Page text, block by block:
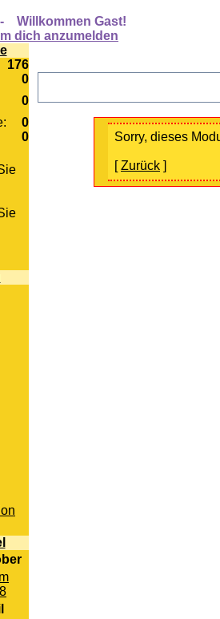
-
Willkommen Gast!
dich anzumelden
176
0
0
0
0 Sorry, dieses
[Zurück ]